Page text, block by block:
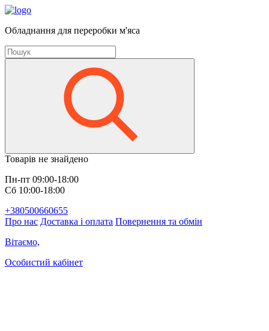
Обладнання для переробки м'яса
Товарів не знайдено
Пн-пт 09:00-18:00
Сб 10:00-18:00
+380500660655
Про нас Доставка і оплата Повернення та обмін
Вітаємо,
Особистий кабінет